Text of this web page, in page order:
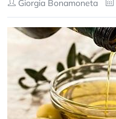
Giorgia Bonamoneta